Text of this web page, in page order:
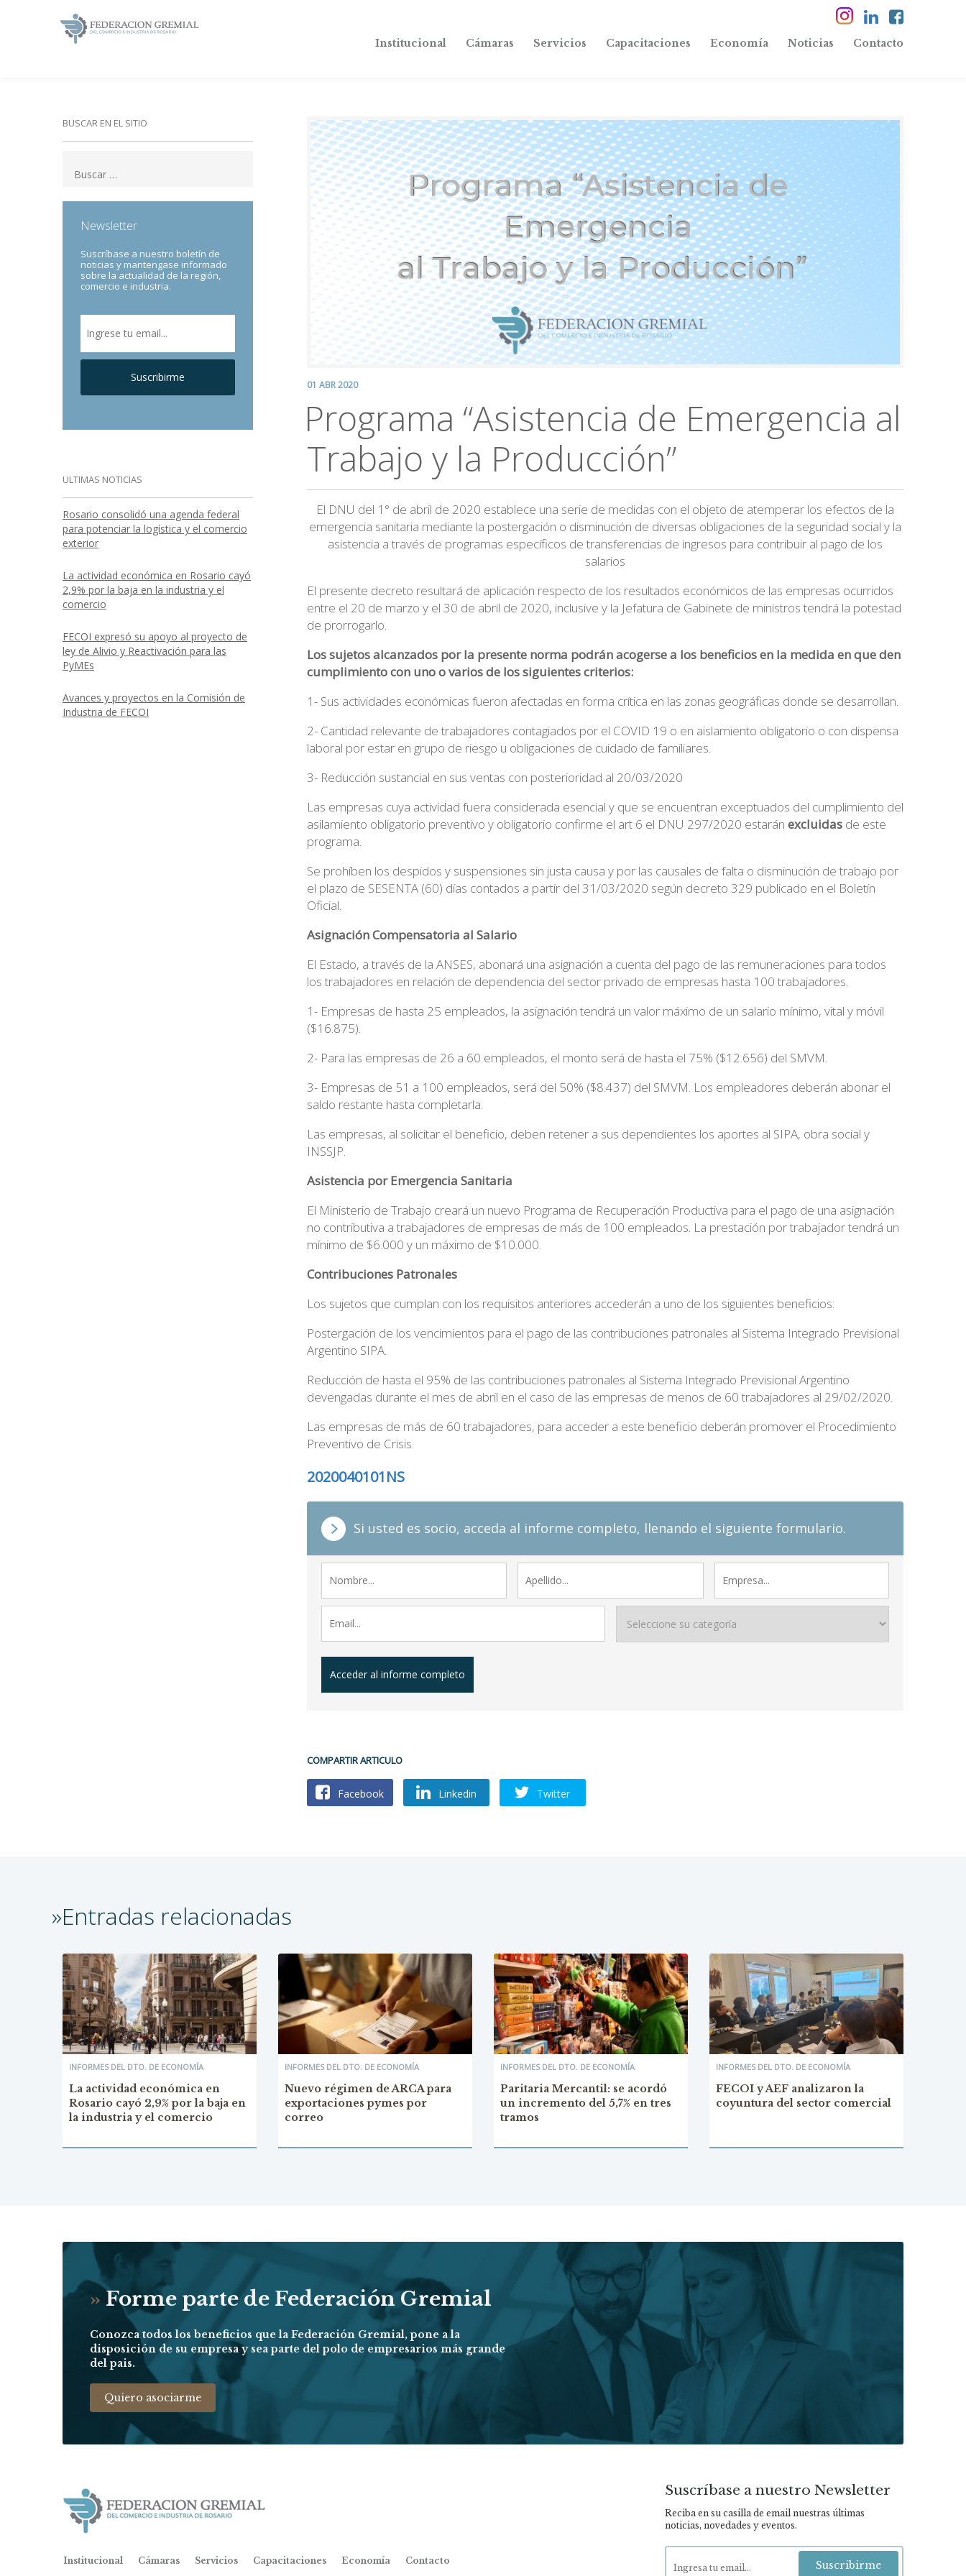
Institucional Cámaras Servicios Capacitaciones Economía Noticias Contacto
BUSCAR EN EL SITIO
Newsletter
Suscríbase a nuestro boletín de
noticias y mantengase informado
sobre la actualidad de la región,
comercio e industria.
Suscribirme
ULTIMAS NOTICIAS
Rosario consolidó una agenda federal
para potenciar la logística y el comercio
exterior
La actividad económica en Rosario cayó
2,9% por la baja en la industria y el
comercio
FECOI expresó su apoyo al proyecto de
ley de Alivio y Reactivación para las
PyMEs
Avances y proyectos en la Comisión de
Industria de FECOI
01 ABR 2020
Programa “Asistencia de Emergencia al
Trabajo y la Producción”
El DNU del 1° de abril de 2020 establece una serie de medidas con el objeto de atemperar los efectos de la
emergencia sanitaria mediante la postergación o disminución de diversas obligaciones de la seguridad social y la
asistencia a través de programas específicos de transferencias de ingresos para contribuir al pago de los
salarios
El presente decreto resultará de aplicación respecto de los resultados económicos de las empresas ocurridos
entre el 20 de marzo y el 30 de abril de 2020, inclusive y la Jefatura de Gabinete de ministros tendrá la potestad
de prorrogarlo.
Los sujetos alcanzados por la presente norma podrán acogerse a los beneficios en la medida en que den
cumplimiento con uno o varios de los siguientes criterios:
1- Sus actividades económicas fueron afectadas en forma crítica en las zonas geográficas donde se desarrollan.
2- Cantidad relevante de trabajadores contagiados por el COVID 19 o en aislamiento obligatorio o con dispensa
laboral por estar en grupo de riesgo u obligaciones de cuidado de familiares.
3- Reducción sustancial en sus ventas con posterioridad al 20/03/2020
Las empresas cuya actividad fuera considerada esencial y que se encuentran exceptuados del cumplimiento del
asilamiento obligatorio preventivo y obligatorio confirme el art 6 el DNU 297/2020 estarán excluidasde este
programa.
Se prohíben los despidos y suspensiones sin justa causa y por las causales de falta o disminución de trabajo por
el plazo de SESENTA (60) días contados a partir del 31/03/2020 según decreto 329 publicado en el Boletín
Oficial.
Asignación Compensatoria al Salario
El Estado, a través de la ANSES, abonará una asignación a cuenta del pago de las remuneraciones para todos
los trabajadores en relación de dependencia del sector privado de empresas hasta 100 trabajadores.
1- Empresas de hasta 25 empleados, la asignación tendrá un valor máximo de un salario mínimo, vital y móvil
($16.875).
2- Para las empresas de 26 a 60 empleados, el monto será de hasta el 75% ($12.656) del SMVM.
3- Empresas de 51 a 100 empleados, será del 50% ($8.437) del SMVM. Los empleadores deberán abonar el
saldo restante hasta completarla.
Las empresas, al solicitar el beneficio, deben retener a sus dependientes los aportes al SIPA, obra social y
INSSJP.
Asistencia por Emergencia Sanitaria
El Ministerio de Trabajo creará un nuevo Programa de Recuperación Productiva para el pago de una asignación
no contributiva a trabajadores de empresas de más de 100 empleados. La prestación por trabajador tendrá un
mínimo de $6.000 y un máximo de $10.000.
Contribuciones Patronales
Los sujetos que cumplan con los requisitos anteriores accederán a uno de los siguientes beneficios:
Postergación de los vencimientos para el pago de las contribuciones patronales al Sistema Integrado Previsional
Argentino SIPA.
Reducción de hasta el 95% de las contribuciones patronales al Sistema Integrado Previsional Argentino
devengadas durante el mes de abril en el caso de las empresas de menos de 60 trabajadores al 29/02/2020.
Las empresas de más de 60 trabajadores, para acceder a este beneficio deberán promover el Procedimiento
Preventivo de Crisis.
2020040101NS
Si usted es socio, acceda al informe completo, llenando el siguiente formulario.
Acceder al informe completo
COMPARTIR ARTICULO
Facebook Linkedin Twitter
»Entradas relacionadas
INFORMES DEL DTO. DE ECONOMÍA
La actividad económica en
Rosario cayó 2,9% por la baja en
la industria y el comercio
INFORMES DEL DTO. DE ECONOMÍA
Nuevo régimen de ARCA para
exportaciones pymes por
correo
INFORMES DEL DTO. DE ECONOMÍA
Paritaria Mercantil: se acordó
un incremento del 5,7% en tres
tramos
INFORMES DEL DTO. DE ECONOMÍA
FECOI y AEF analizaron la
coyuntura del sector comercial
» Forme parte de Federación Gremial
Conozca todos los beneficios que la Federación Gremial, pone a la
disposición de su empresa y sea parte del polo de empresarios más grande
del pais.
Quiero asociarme
Institucional Cámaras Servicios Capacitaciones Economía Contacto
Suscríbase a nuestro Newsletter
Reciba en su casilla de email nuestras últimas
noticias, novedades y eventos.
Suscribirme